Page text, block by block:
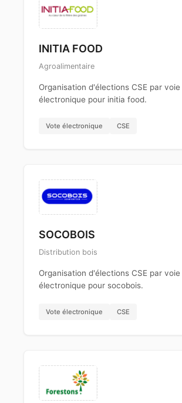
INITIA FOOD
Agroalimentaire
Organisation d'élections CSE par voie
électronique pour initia food.
Vote électronique CSE
SOCOBOIS
Distribution bois
Organisation d'élections CSE par voie
électronique pour socobois.
Vote électronique CSE